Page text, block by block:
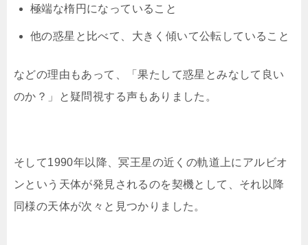
極端な楕円になっていること
他の惑星と比べて、大きく傾いて公転していること
などの理由もあって、「果たして惑星とみなして良い
のか？」と疑問視する声もありました。
そして1990年以降、冥王星の近くの軌道上にアルビオ
ンという天体が発見されるのを契機として、それ以降
同様の天体が次々と見つかりました。